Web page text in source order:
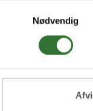
NødvendigFiler